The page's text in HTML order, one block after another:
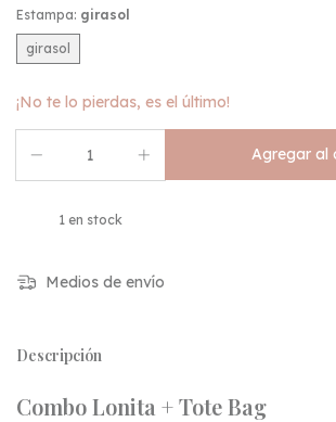
Estampa: girasol
girasol
¡No te lo pierdas, es el último!
1 en stock
Medios de envío
Descripción
Combo Lonita + Tote Bag